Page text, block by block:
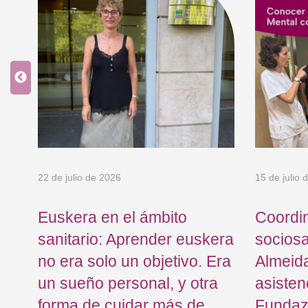
22 de julio de 2026
Euskera en el ámbito
sanitario: Aprender euskera
no era solo un objetivo. Era
un sueño personal, y otra
15 de julio